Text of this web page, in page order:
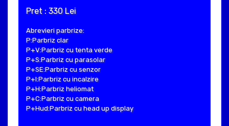
Pret : 330 Lei
Abrevieri parbrize:
P:Parbriz clar
P+V:Parbriz cu tenta verde
P+S:Parbriz cu parasolar
P+SE:Parbriz cu senzor
P+I:Parbriz cu incalzire
P+H:Parbriz heliomat
P+C:Parbriz cu camera
P+Hud:Parbriz cu head up display